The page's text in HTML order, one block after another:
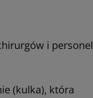
i personel
(kulka), która